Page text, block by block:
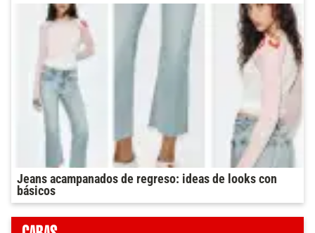
Jeans acampanados de regreso: ideas de looks con
básicos